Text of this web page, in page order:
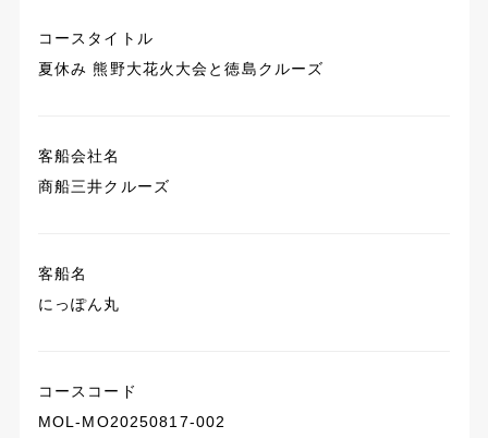
コースタイトル
夏休み 熊野大花火大会と徳島クルーズ
客船会社名
商船三井クルーズ
客船名
にっぽん丸
コースコード
MOL-MO20250817-002